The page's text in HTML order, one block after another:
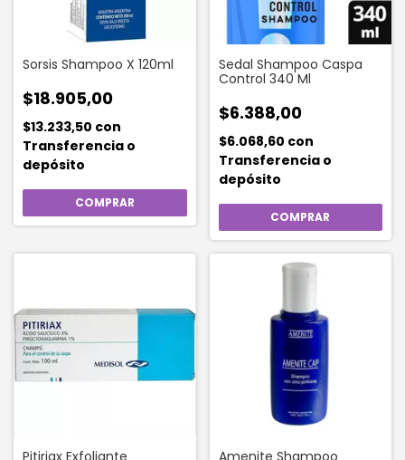
Sorsis Shampoo X 120ml
$18.905,00
$13.233,50 con
Transferencia o
depósito
Sedal Shampoo Caspa
Control 340 Ml
$6.388,00
$6.068,60 con
Transferencia o
depósito
Pitiriax Exfoliante Amenite Shampoo